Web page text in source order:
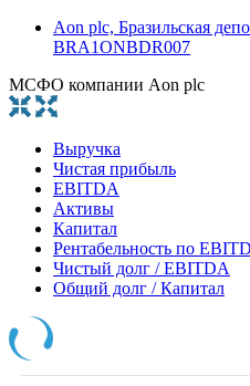
Aon plc, Бразильская
BRA1ONBDR007
МСФО компании Aon plc
Выручка
Чистая прибыль
EBITDA
Активы
Капитал
Рентабельность по
Чистый долг / EBITDA
Общий долг / Капитал